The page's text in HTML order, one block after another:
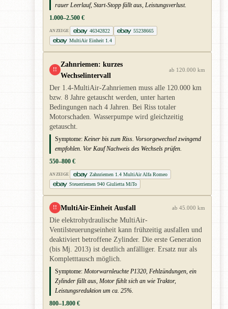
rauer Leerlauf, Start-Stopp fällt aus, Leistungsverlust.
1.000–2.500 €
ANZEIGE 46342822
55238665
MultiAir Einheit 1.4
!!
Zahnriemen: kurzes
Wechselintervall
ab 120.000 km
Der 1.4-MultiAir-Zahnriemen muss alle 120.000 km
bzw. 8 Jahre getauscht werden, unter harten
Bedingungen nach 4 Jahren. Bei Riss totaler
Motorschaden. Wasserpumpe wird gleichzeitig
getauscht.
Symptome: Keiner bis zum Riss. Vorsorgewechsel zwingend
empfohlen. Vor Kauf Nachweis des Wechsels prüfen.
550–800 €
ANZEIGE
Zahnriemen 1.4 MultiAir Alfa Romeo
Steuerriemen 940 Giulietta MiTo
!! MultiAir-Einheit Ausfall ab 45.000 km
Die elektrohydraulische MultiAir-
Ventilsteuerungseinheit kann frühzeitig ausfallen und
deaktiviert betroffene Zylinder. Die erste Generation
(bis Mj. 2013) ist deutlich anfälliger. Ersatz nur als
Kompletttausch möglich.
Symptome: Motorwarnleuchte P1320, Fehlzündungen, ein
Zylinder fällt aus, Motor fühlt sich an wie Traktor,
Leistungsreduktion um ca. 25%.
800–1.800 €